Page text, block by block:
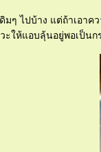
มๆ ไปบ้าง แต่ถ้าเอา
ะให้แอบลุ้นอยู่พอเป็น